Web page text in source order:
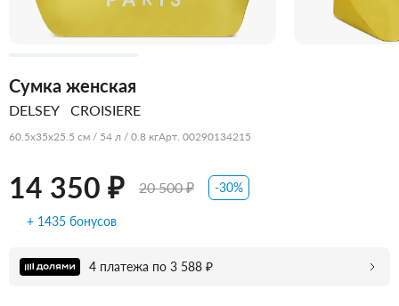
Сумка женская
DELSEY CROISIERE
60.5x35x25.5 см / 54 л / 0.8 кгАрт. 00290134215
14 350 ₽ 20 500 ₽ -30%
+ 1435 бонусов
4 платежа по 3 588 ₽